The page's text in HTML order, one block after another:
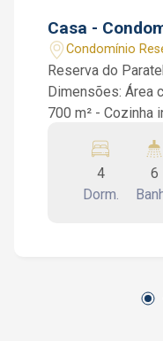
Casa -
Condomínio
dos Campos/SP
Reserva do
Dimensões: Área
700 m² - Cozinha integrada a salas de estar e
churrasqueira -
espelho d?água
fechadura digital
espelho d?água e prainha.
4
Dorm.
6